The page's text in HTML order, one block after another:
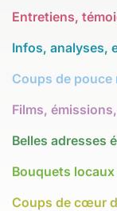
Entretiens,
Infos, analyses,
Coups de pouce
Films,
Belles adresses
Bouquets
Coups de cœur